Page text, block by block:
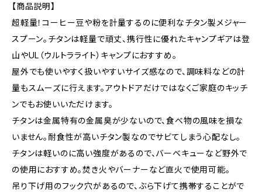
【商品説明】
超軽量！コーヒー豆や粉を計量するのに便利なチタン製メジャー
スプーン。チタンは軽量で頑丈、携行性に優れたキャンプギアは登
山やUL（ウルトラライト）キャンプにおすすめ。
屋外でも使いやすく扱いやすいサイズ感なので、調味料などの計
量もスムーズに行えます。アウトドアだけではなくご家庭のキッチ
ンでもお使いいただけます。
チタンは金属特有の金属臭が少ないので、食べ物の風味を損な
いません。耐食性が高いチタン製なのでサビてしまう心配なし。
チタンは軽いのに高い強度があるので、バーベキューなど野外で
の使用におすすめ。焚き火やバーナーなど直火で使用可能。
吊り下げ用のフック穴があるので、ぶら下げて携帯することがで